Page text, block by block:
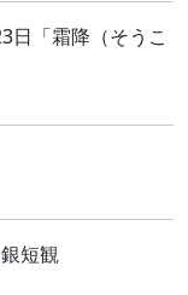
「霜降（そうこ
短観